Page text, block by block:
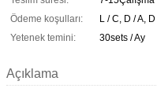
Ödeme koşulları:
L / C, D / A,
Yetenek temini:
30sets / Ay
Açıklama